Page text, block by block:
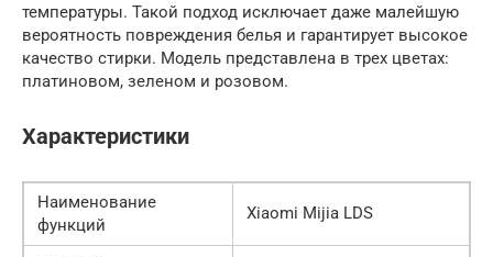
температуры. Такой подход исключает даже малейшую
вероятность повреждения белья и гарантирует высокое
качество стирки. Модель представлена в трех цветах:
платиновом, зеленом и розовом.
Характеристики
Наименование
функций
Xiaomi Mijia LDS